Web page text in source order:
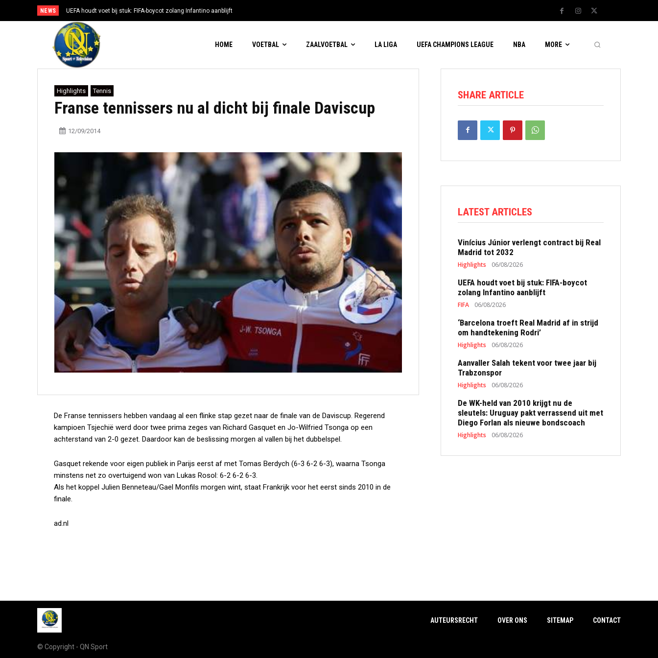
NEWS UEFA houdt voet bij stuk: FIFA-boycot zolang Infantino aanblijft
HOME VOETBAL ZAALVOETBAL LA LIGA UEFA CHAMPIONS LEAGUE NBA MORE
Highlights Tennis
Franse tennissers nu al dicht bij finale Daviscup
12/09/2014
De Franse tennissers hebben vandaag al een flinke stap gezet naar de finale van de Daviscup. Regerend
kampioen Tsjechië werd door twee prima zeges van Richard Gasquet en Jo-Wilfried Tsonga op een
achterstand van 2-0 gezet. Daardoor kan de beslissing morgen al vallen bij het dubbelspel.
Gasquet rekende voor eigen publiek in Parijs eerst af met Tomas Berdych (6-3 6-2 6-3), waarna Tsonga
minstens net zo overtuigend won van Lukas Rosol: 6-2 6-2 6-3.
Als het koppel Julien Benneteau/Gael Monfils morgen wint, staat Frankrijk voor het eerst sinds 2010 in de
finale.
ad.nl
SHARE ARTICLE
LATEST ARTICLES
Vinícius Júnior verlengt contract bij Real
Madrid tot 2032
Highlights 06/08/2026
UEFA houdt voet bij stuk: FIFA-boycot
zolang Infantino aanblijft
FIFA 06/08/2026
‘Barcelona troeft Real Madrid af in strijd
om handtekening Rodri’
Highlights 06/08/2026
Aanvaller Salah tekent voor twee jaar bij
Trabzonspor
Highlights 06/08/2026
De WK-held van 2010 krijgt nu de
sleutels: Uruguay pakt verrassend uit met
Diego Forlan als nieuwe bondscoach
Highlights 06/08/2026
AUTEURSRECHT OVER ONS SITEMAP CONTACT
© Copyright - QN Sport